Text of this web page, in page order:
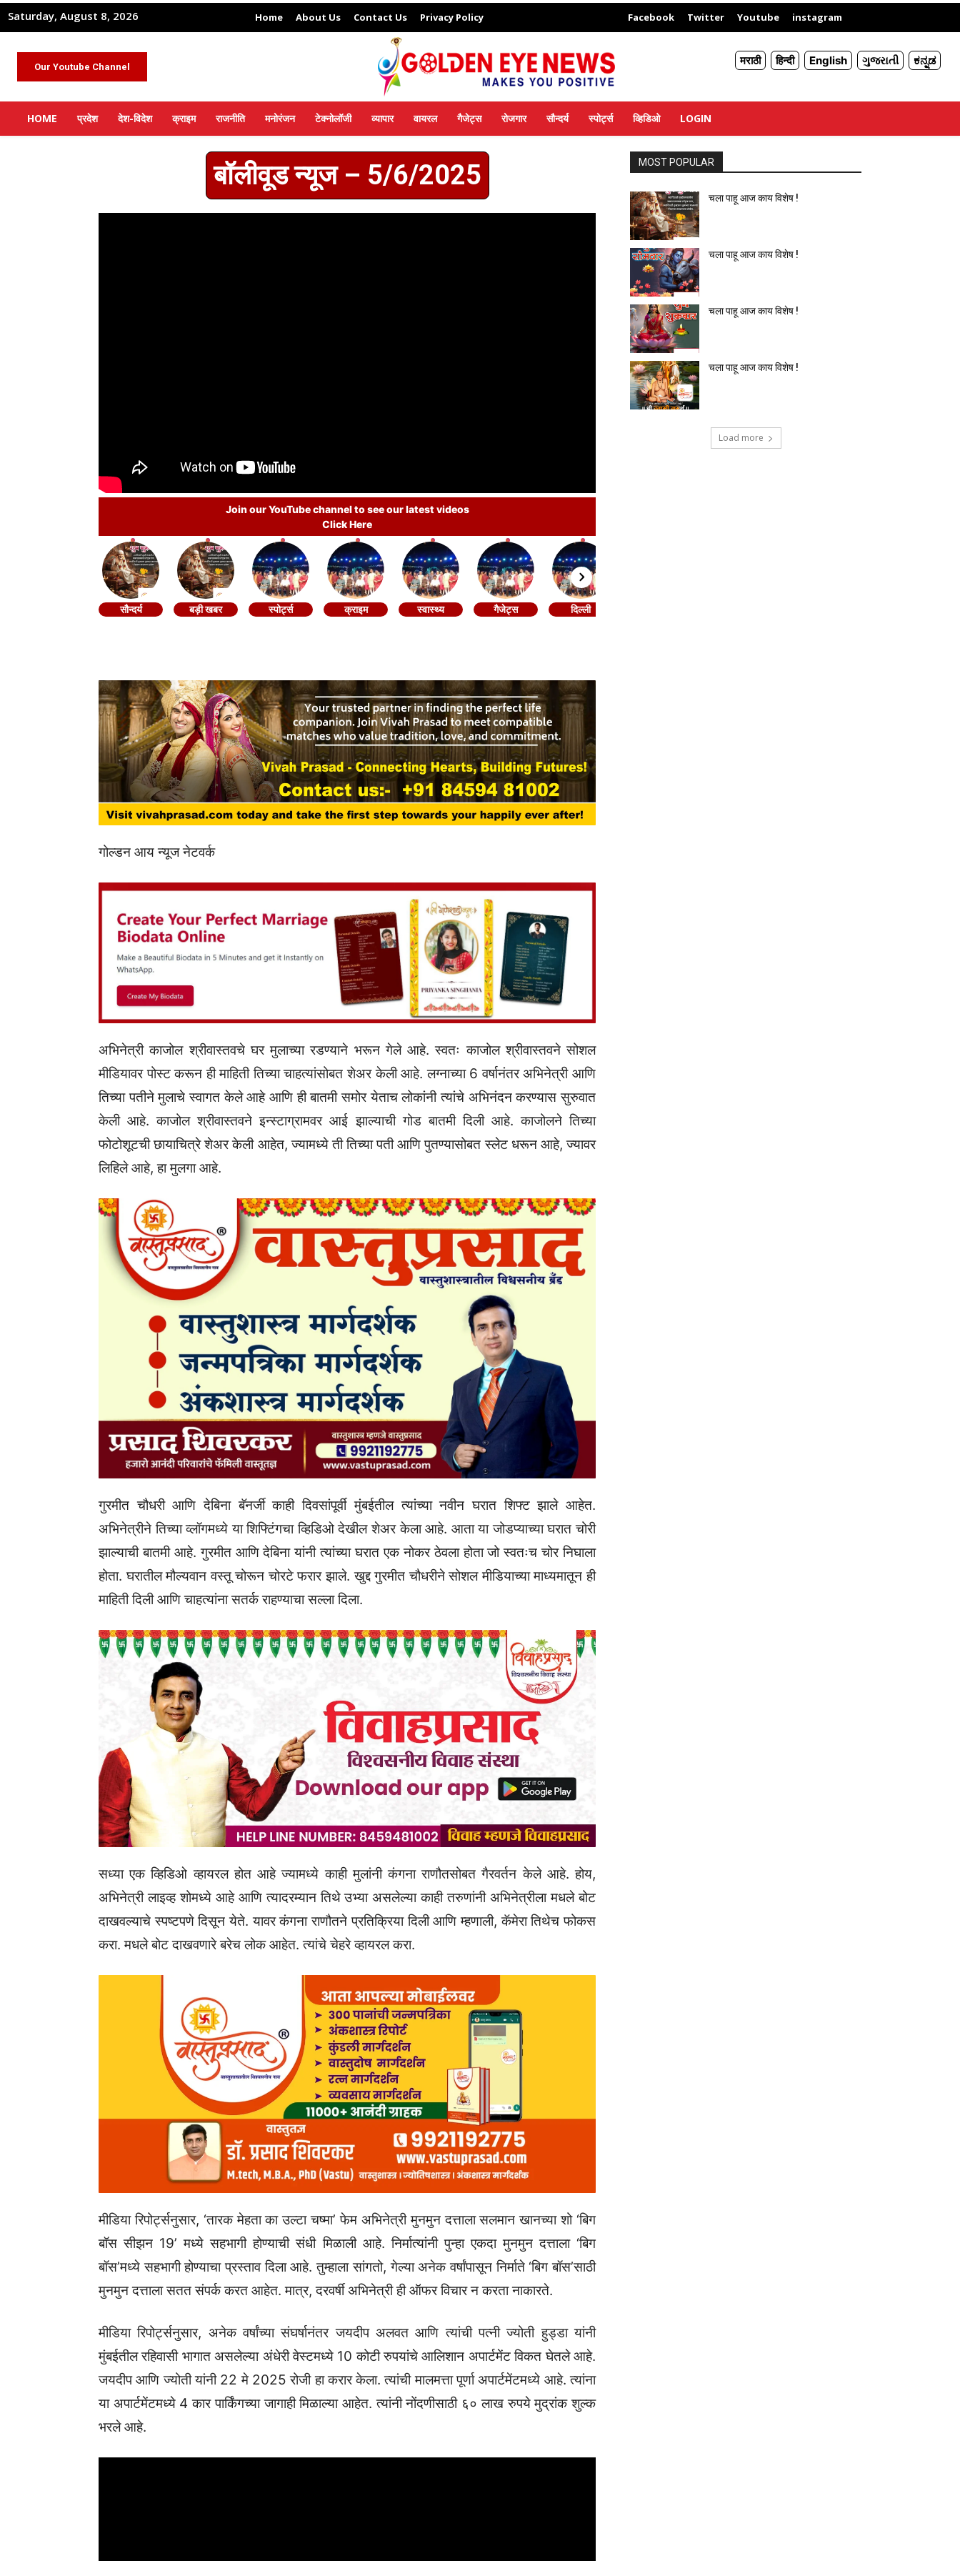
Saturday, August 8, 2026 Home About Us Contact Us Privacy Policy Facebook Twitter Youtube instagram
Our Youtube Channel मराठी हिन्दी English ગુજરાતી ಕನ್ನಡ
HOME प्रदेश देश-विदेश क्राइम राजनीति मनोरंजन टेक्नोलॉजी व्यापार वायरल गैजेट्स रोजगार सौन्दर्य स्पोर्ट्स व्हिडिओ LOGIN
बॉलीवूड न्यूज – 5/6/2025
Join our YouTube channel to see our latest videos
Click Here
सौन्दर्य बड़ी खबर स्पोर्ट्स क्राइम स्वास्थ्य गैजेट्स दिल्ली
गोल्डन आय न्यूज नेटवर्क
अभिनेत्री काजोल श्रीवास्तवचे घर मुलाच्या रडण्याने भरून गेले आहे. स्वतः काजोल श्रीवास्तवने सोशल
मीडियावर पोस्ट करून ही माहिती तिच्या चाहत्यांसोबत शेअर केली आहे. लग्नाच्या 6 वर्षानंतर अभिनेत्री आणि
तिच्या पतीने मुलाचे स्वागत केले आहे आणि ही बातमी समोर येताच लोकांनी त्यांचे अभिनंदन करण्यास सुरुवात
केली आहे. काजोल श्रीवास्तवने इन्स्टाग्रामवर आई झाल्याची गोड बातमी दिली आहे. काजोलने तिच्या
फोटोशूटची छायाचित्रे शेअर केली आहेत, ज्यामध्ये ती तिच्या पती आणि पुतण्यासोबत स्लेट धरून आहे, ज्यावर
लिहिले आहे, हा मुलगा आहे.
गुरमीत चौधरी आणि देबिना बॅनर्जी काही दिवसांपूर्वी मुंबईतील त्यांच्या नवीन घरात शिफ्ट झाले आहेत.
अभिनेत्रीने तिच्या व्लॉगमध्ये या शिफ्टिंगचा व्हिडिओ देखील शेअर केला आहे. आता या जोडप्याच्या घरात चोरी
झाल्याची बातमी आहे. गुरमीत आणि देबिना यांनी त्यांच्या घरात एक नोकर ठेवला होता जो स्वतःच चोर निघाला
होता. घरातील मौल्यवान वस्तू चोरून चोरटे फरार झाले. खुद्द गुरमीत चौधरीने सोशल मीडियाच्या माध्यमातून ही
माहिती दिली आणि चाहत्यांना सतर्क राहण्याचा सल्ला दिला.
सध्या एक व्हिडिओ व्हायरल होत आहे ज्यामध्ये काही मुलांनी कंगना राणौतसोबत गैरवर्तन केले आहे. होय,
अभिनेत्री लाइव्ह शोमध्ये आहे आणि त्यादरम्यान तिथे उभ्या असलेल्या काही तरुणांनी अभिनेत्रीला मधले बोट
दाखवल्याचे स्पष्टपणे दिसून येते. यावर कंगना राणौतने प्रतिक्रिया दिली आणि म्हणाली, कॅमेरा तिथेच फोकस
करा. मधले बोट दाखवणारे बरेच लोक आहेत. त्यांचे चेहरे व्हायरल करा.
मीडिया रिपोर्ट्सनुसार, ‘तारक मेहता का उल्टा चष्मा’ फेम अभिनेत्री मुनमुन दत्ताला सलमान खानच्या शो ‘बिग
बॉस सीझन 19’ मध्ये सहभागी होण्याची संधी मिळाली आहे. निर्मात्यांनी पुन्हा एकदा मुनमुन दत्ताला ‘बिग
बॉस’मध्ये सहभागी होण्याचा प्रस्ताव दिला आहे. तुम्हाला सांगतो, गेल्या अनेक वर्षांपासून निर्माते ‘बिग बॉस’साठी
मुनमुन दत्ताला सतत संपर्क करत आहेत. मात्र, दरवर्षी अभिनेत्री ही ऑफर विचार न करता नाकारते.
मीडिया रिपोर्ट्सनुसार, अनेक वर्षांच्या संघर्षानंतर जयदीप अलवत आणि त्यांची पत्नी ज्योती हुड्डा यांनी
मुंबईतील रहिवासी भागात असलेल्या अंधेरी वेस्टमध्ये 10 कोटी रुपयांचे आलिशान अपार्टमेंट विकत घेतले आहे.
जयदीप आणि ज्योती यांनी 22 मे 2025 रोजी हा करार केला. त्यांची मालमत्ता पूर्णा अपार्टमेंटमध्ये आहे. त्यांना
या अपार्टमेंटमध्ये 4 कार पार्किंगच्या जागाही मिळाल्या आहेत. त्यांनी नोंदणीसाठी ६० लाख रुपये मुद्रांक शुल्क
भरले आहे.
MOST POPULAR
चला पाहू आज काय विशेष !
चला पाहू आज काय विशेष !
चला पाहू आज काय विशेष !
चला पाहू आज काय विशेष !
Load more